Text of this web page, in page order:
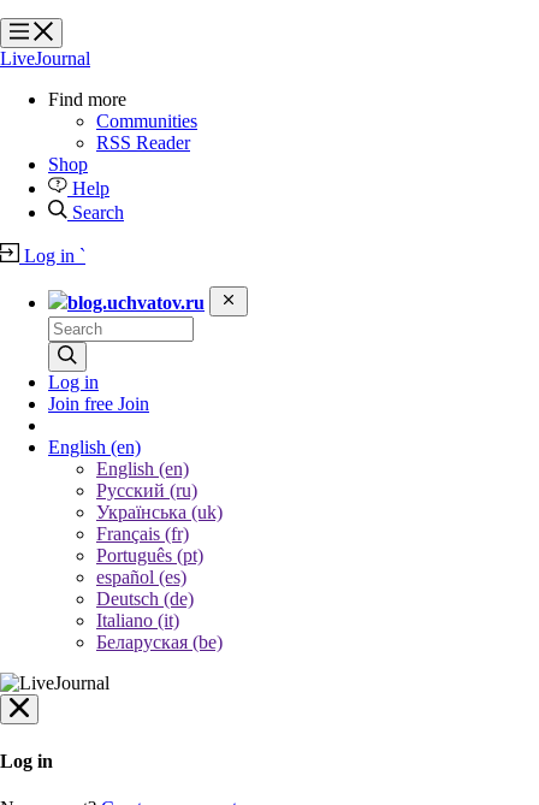
?
?
LiveJournal
Find more
Communities
RSS Reader
Shop
Help
Search
Log in `
blog.uchvatov.ru
Log in
Join free Join
English (en)
English (en)
Русский (ru)
Українська (uk)
Français (fr)
Português (pt)
español (es)
Deutsch (de)
Italiano (it)
Беларуская (be)
Log in